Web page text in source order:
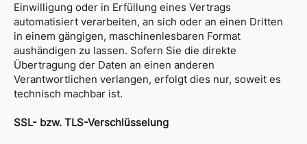
Einwilligung oder in Erfüllung eines Vertrags
automatisiert verarbeiten, an sich oder an einen Dritten
in einem gängigen, maschinenlesbaren Format
aushändigen zu lassen. Sofern Sie die direkte
Übertragung der Daten an einen anderen
Verantwortlichen verlangen, erfolgt dies nur, soweit es
technisch machbar ist.
SSL- bzw. TLS-Verschlüsselung